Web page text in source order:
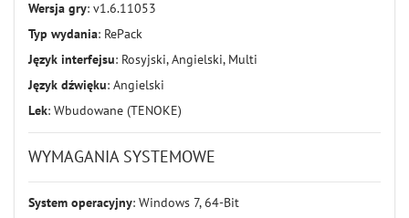
Wersja gry: v1.6.11053
Typ wydania: RePack
Język interfejsu: Rosyjski, Angielski, Multi
Język dźwięku: Angielski
Lek: Wbudowane (TENOKE)
WYMAGANIA SYSTEMOWE
System operacyjny: Windows 7, 64-Bit